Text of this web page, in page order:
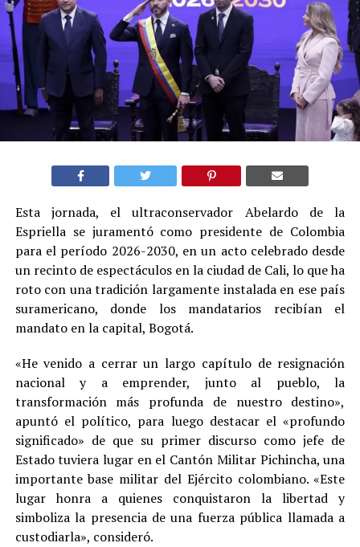
Esta jornada, el ultraconservador Abelardo de la
Espriella se juramentó como presidente de Colombia
para el período 2026-2030, en un acto celebrado desde
un recinto de espectáculos en la ciudad de Cali, lo que ha
roto con una tradición largamente instalada en ese país
suramericano, donde los mandatarios recibían el
mandato en la capital, Bogotá.
«He venido a cerrar un largo capítulo de resignación
nacional y a emprender, junto al pueblo, la
transformación más profunda de nuestro destino»,
apuntó el político, para luego destacar el «profundo
significado» de que su primer discurso como jefe de
Estado tuviera lugar en el Cantón Militar Pichincha, una
importante base militar del Ejército colombiano. «Este
lugar honra a quienes conquistaron la libertad y
simboliza la presencia de una fuerza pública llamada a
custodiarla», consideró.